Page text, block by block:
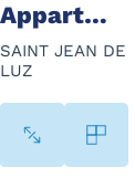
Appartement - 3 Pièce(s) - 63 m²
SAINT JEAN DE
LUZ